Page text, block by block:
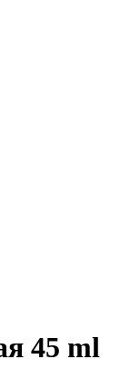
45 ml